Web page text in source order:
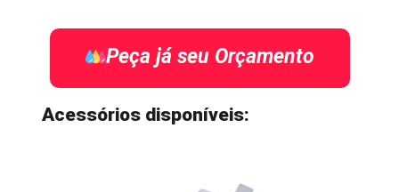
Peça já seu Orçamento
Acessórios disponíveis: